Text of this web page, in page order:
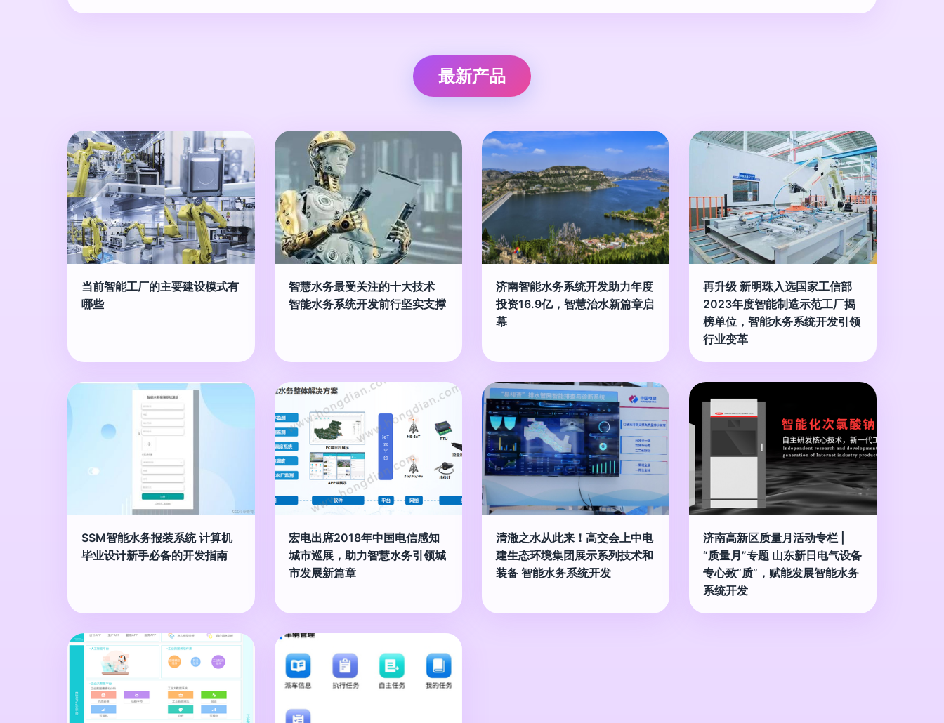
最新产品
当前智能工厂的主要建设模式有
哪些
智慧水务最受关注的十大技术
智能水务系统开发前行坚实支撑
济南智能水务系统开发助力年度
投资16.9亿，智慧治水新篇章启
幕
再升级 新明珠入选国家工信部
2023年度智能制造示范工厂揭
榜单位，智能水务系统开发引领
行业变革
SSM智能水务报装系统 计算机
毕业设计新手必备的开发指南
宏电出席2018年中国电信感知
城市巡展，助力智慧水务引领城
市发展新篇章
清澈之水从此来！高交会上中电
建生态环境集团展示系列技术和
装备 智能水务系统开发
济南高新区质量月活动专栏 |
“质量月”专题 山东新日电气设备
专心致“质”，赋能发展智能水务
系统开发